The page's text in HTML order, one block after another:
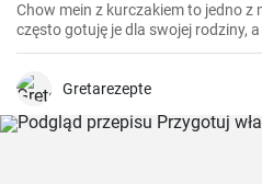
Chow mein z kurczakiem to jedno
często gotuję je dla swojej rodziny,
Gretarezepte